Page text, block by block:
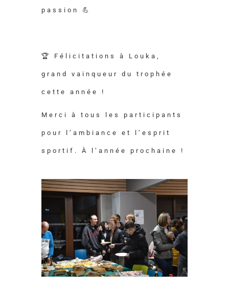
passion 💪
🏆 Félicitations à Louka,
grand vainqueur du trophée
cette année !
Merci à tous les participants
pour l’ambiance et l’esprit
sportif. À l’année prochaine !